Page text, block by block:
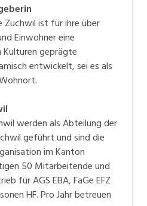
Optik (Fertigung)
Pflege
Polizei, Zoll
Zuchwil ist für ihre über
Einwohner eine
geprägte
entwickelt, sei es als
werden als Abteilung der
geführt und sind die
im Kanton
50 Mitarbeitende und
für AGS EBA, FaGe EFZ
HF. Pro Jahr betreuen